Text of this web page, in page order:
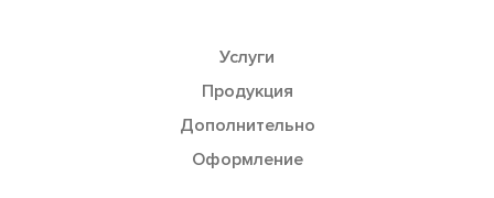
Услуги
Продукция
Дополнительно
Оформление